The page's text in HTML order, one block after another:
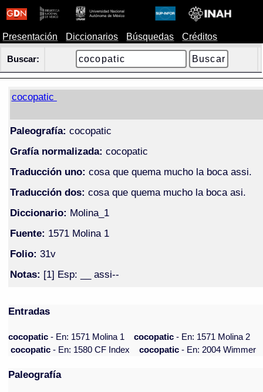
Presentación Diccionarios Búsquedas Créditos
Buscar:
cocopatic
Paleografía: cocopatic
Grafía normalizada: cocopatic
Traducción uno: cosa que quema mucho la boca assi.
Traducción dos: cosa que quema mucho la boca asi.
Diccionario: Molina_1
Fuente: 1571 Molina 1
Folio: 31v
Notas: [1] Esp: __ assi--
Entradas
cocopatic- En: 1571 Molina 1 cocopatic- En: 1571 Molina 2
cocopatic- En: 1580 CF Index cocopatic- En: 2004 Wimmer
Paleografía